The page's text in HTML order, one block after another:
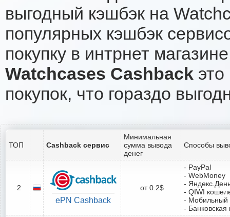
выгодный кэшбэк на
популярных кэшбэк
покупку в интрнет
Watchcases Cashback
покупок, что гораздо
ТОП Cashback сервис
Минимальная
сумма вывода
денег
Способы
2
ePN Cashback
от 0.2$
- PayPal
- WebMoney
-
- QIWI
- Мобильный
- Банковская